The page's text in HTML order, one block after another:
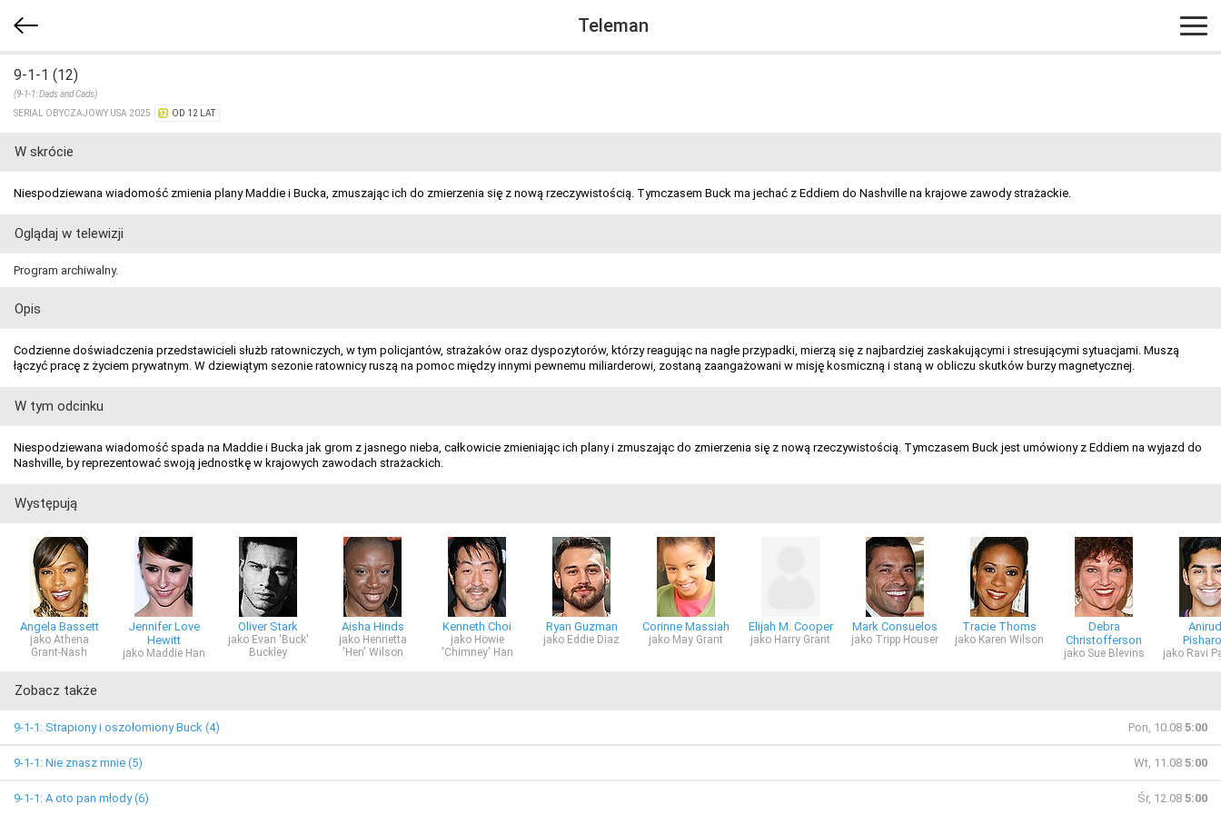
Teleman
9-1-1 (12)
(9-1-1: Dads and Cads)
SERIAL OBYCZAJOWY USA 2025
OD 12 LAT
W skrócie
Niespodziewana wiadomość zmienia plany Maddie i Bucka, zmuszając ich do zmierzenia się z nową rzeczywistością. Tymczasem Buck ma jechać z Eddiem do Nashville na krajowe zawody strażackie.
Oglądaj w telewizji
Program archiwalny.
Opis
Codzienne doświadczenia przedstawicieli służb ratowniczych, w tym policjantów, strażaków oraz dyspozytorów, którzy reagując na nagłe przypadki, mierzą się z najbardziej zaskakującymi i stresującymi sytuacjami. Muszą
łączyć pracę z życiem prywatnym. W dziewiątym sezonie ratownicy ruszą na pomoc między innymi pewnemu miliarderowi, zostaną zaangażowani w misję kosmiczną i staną w obliczu skutków burzy magnetycznej.
W tym odcinku
Niespodziewana wiadomość spada na Maddie i Bucka jak grom z jasnego nieba, całkowicie zmieniając ich plany i zmuszając do zmierzenia się z nową rzeczywistością. Tymczasem Buck jest umówiony z Eddiem na wyjazd do
Nashville, by reprezentować swoją jednostkę w krajowych zawodach strażackich.
Występują
Angela Bassett
jako Athena
Grant-Nash
Jennifer Love
Hewitt
jako Maddie Han
Oliver Stark
jako Evan 'Buck'
Buckley
Aisha Hinds
jako Henrietta
'Hen' Wilson
Kenneth Choi
jako Howie
'Chimney' Han
Ryan Guzman
jako Eddie Diaz
Corinne Massiah
jako May Grant
Elijah M. Cooper
jako Harry Grant
Mark Consuelos
jako Tripp Houser
Tracie Thoms
jako Karen Wilson
Debra
Christofferson
jako Sue Blevins jako Ravi
Zobacz także
9-1-1: Strapiony i oszołomiony Buck (4) Pon, 10.08 5:00
9-1-1: Nie znasz mnie (5) Wt, 11.08 5:00
9-1-1: A oto pan młody (6) Śr, 12.08 5:00